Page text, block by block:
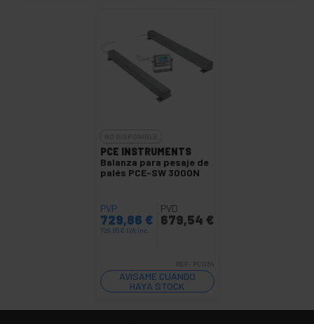
PCE INSTRUMENTS
Balanza para pesaje de
palés PCE-SW 3000N
PVP
729,86 €
729,86 € IVA inc.
PVD
679,54 €
REF: PC064
AVÍSAME CUANDO
HAYA STOCK